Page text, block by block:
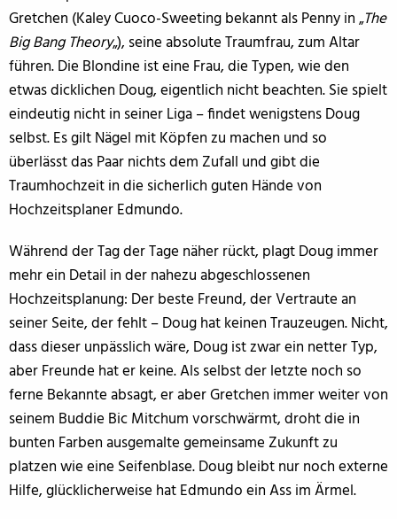
Gretchen (Kaley Cuoco-Sweeting bekannt als Penny in „The
Big Bang Theory„), seine absolute Traumfrau, zum Altar
führen. Die Blondine ist eine Frau, die Typen, wie den
etwas dicklichen Doug, eigentlich nicht beachten. Sie spielt
eindeutig nicht in seiner Liga – findet wenigstens Doug
selbst. Es gilt Nägel mit Köpfen zu machen und so
überlässt das Paar nichts dem Zufall und gibt die
Traumhochzeit in die sicherlich guten Hände von
Hochzeitsplaner Edmundo.
Während der Tag der Tage näher rückt, plagt Doug immer
mehr ein Detail in der nahezu abgeschlossenen
Hochzeitsplanung: Der beste Freund, der Vertraute an
seiner Seite, der fehlt – Doug hat keinen Trauzeugen. Nicht,
dass dieser unpässlich wäre, Doug ist zwar ein netter Typ,
aber Freunde hat er keine. Als selbst der letzte noch so
ferne Bekannte absagt, er aber Gretchen immer weiter von
seinem Buddie Bic Mitchum vorschwärmt, droht die in
bunten Farben ausgemalte gemeinsame Zukunft zu
platzen wie eine Seifenblase. Doug bleibt nur noch externe
Hilfe, glücklicherweise hat Edmundo ein Ass im Ärmel.